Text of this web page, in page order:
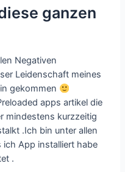
ganzen
Negativen
Leidenschaft meines
gekommen
apps artikel die
mindestens kurzzeitig
.Ich bin unter allen
App installiert habe
.